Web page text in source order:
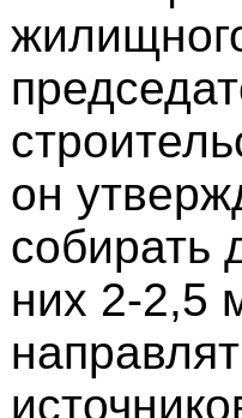
он
собирать
них 2-2,5